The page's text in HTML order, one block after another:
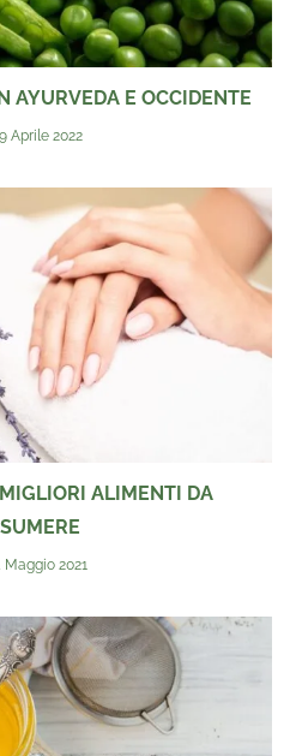
AYURVEDA E OCCIDENTE
Aprile 2022
ALIMENTI DA
Maggio 2021